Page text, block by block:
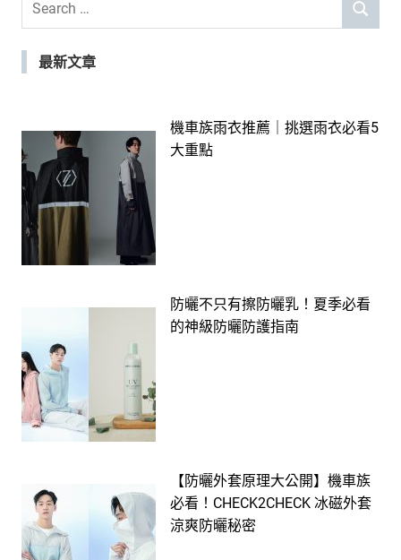
SEARCH
最新文章
機車族雨衣推薦｜挑選雨衣必看5
大重點
防曬不只有擦防曬乳！夏季必看
的神級防曬防護指南
【防曬外套原理大公開】機車族
必看！CHECK2CHECK 冰磁外套
涼爽防曬秘密